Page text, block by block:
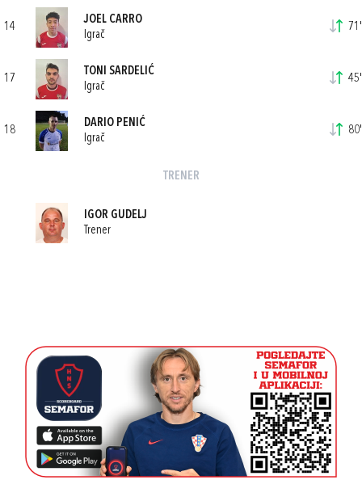
14
JOEL CARRO
Igrač
71'
17
TONI SARDELIĆ
Igrač
45'
18
DARIO PENIĆ
Igrač
80'
TRENER
IGOR GUDELJ
Trener